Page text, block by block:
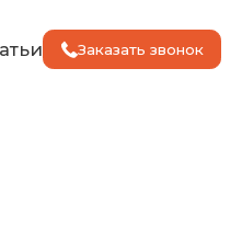
Заказать звонок